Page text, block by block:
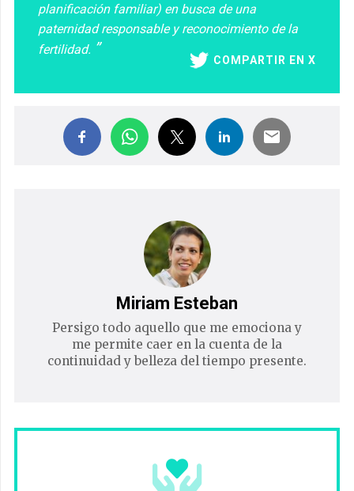
planificación familiar) en busca de una
paternidad responsable y reconocimiento de la
fertilidad.
COMPARTIR EN X
Miriam Esteban
Persigo todo aquello que me emociona y
me permite caer en la cuenta de la
continuidad y belleza del tiempo presente.